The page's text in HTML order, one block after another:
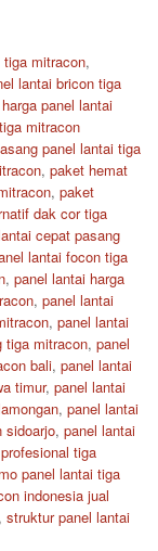
mitracon,
lantai bricon tiga
harga panel lantai
mitracon
panel lantai tiga
, paket hemat
, paket
dak cor tiga
cepat pasang
lantai focon tiga
, panel lantai harga
, panel lantai
, panel lantai
tiga mitracon, panel
bali, panel lantai
timur, panel lantai
, panel lantai
sidoarjo, panel lantai
tiga
panel lantai tiga
indonesia jual
, struktur panel lantai